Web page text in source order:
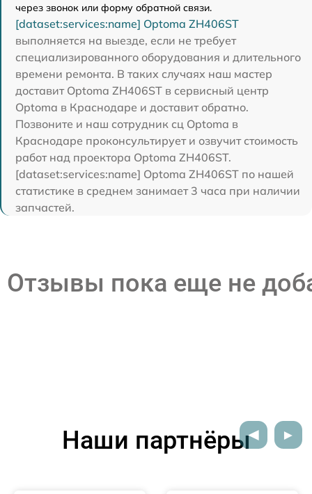
через звонок или форму обратной связи.
[dataset:services:name] Optoma ZH406ST
выполняется на выезде, если не требует
специализированного оборудования и длительного
времени ремонта. В таких случаях наш мастер
доставит Optoma ZH406ST в сервисный центр
Optoma в Краснодаре и доставит обратно.
Позвоните и наш сотрудник сц Optoma в
Краснодаре проконсультирует и озвучит стоимость
работ над проектора Optoma ZH406ST.
[dataset:services:name] Optoma ZH406ST по нашей
статистике в среднем занимает 3 часа при наличии
запчастей.
Отзывы пока еще не
Наши партнёры